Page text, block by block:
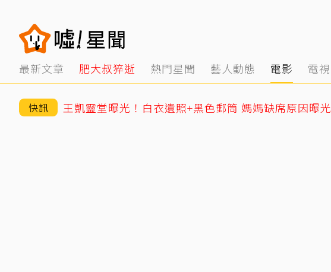
最新文章 肥大叔猝逝 熱門星聞 藝人動態 電影 電視
快訊 王凱靈堂曝光！白衣遺照+黑色郵筒 媽媽缺席原因曝光